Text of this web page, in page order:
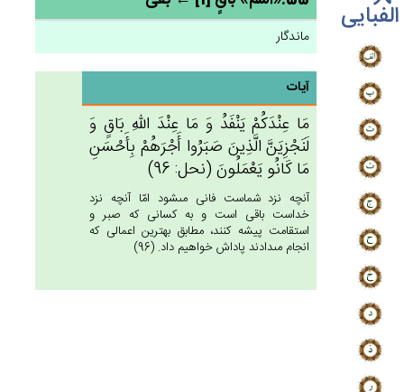
الفبایی
ماندگار
آیات
مَا عِنْدَكُم‌ْ يَنْفَدُ وَ مَا عِنْدَ الله‌ِ بَاق‌ٍ وَ
لَنَجْزِيَن‌َّ الَّذِين‌َ صَبَرُوا أَجْرَهُمْ‌ بِأَحْسَنِ
مَا كَانُو يَعْمَلُون‌َ (نحل: 96)
آنچه نزد شماست فانى مى‏شود امّا آنچه نزد
خداست باقى است و به كسانى كه صبر و
استقامت پيشه كنند، مطابق بهترين اعمالى كه
انجام مى‏دادند پاداش خواهيم داد. (96)